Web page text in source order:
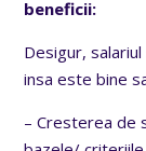
beneficii:
Desigur,
insa este bine
– Cresterea de